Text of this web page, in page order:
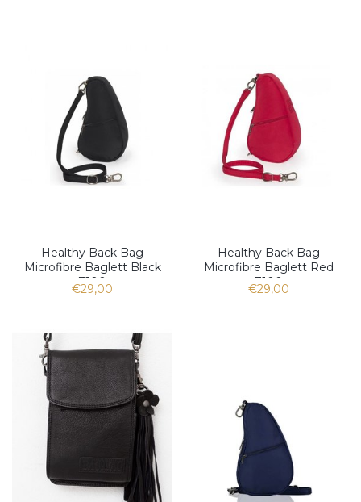
Healthy Back Bag
Microfibre Baglett Black
7100
€29,00
Healthy Back Bag
Microfibre Baglett Red
7100
€29,00